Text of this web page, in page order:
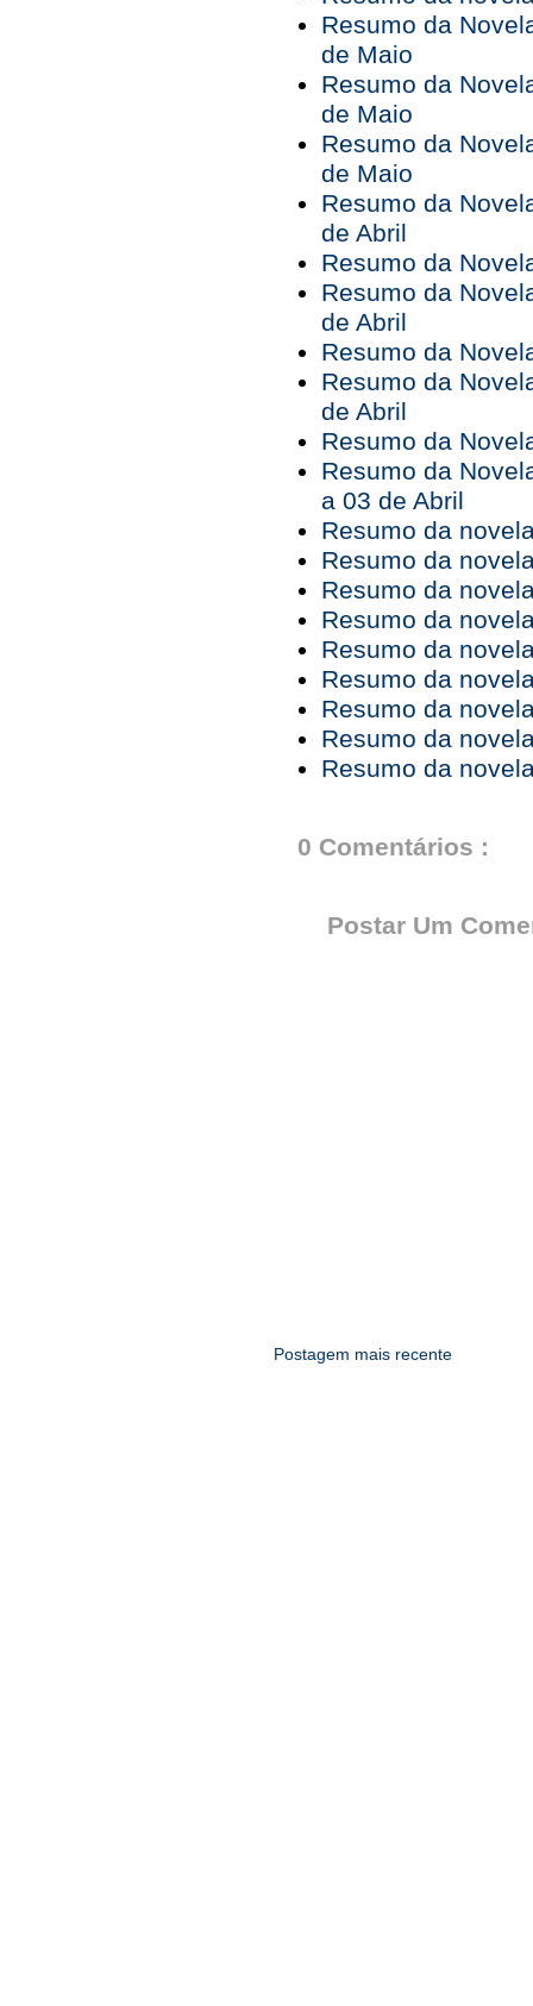
Resumo da
de Maio
Resumo da
de Maio
Resumo da
de Maio
Resumo da
de Abril
Resumo da
Resumo da
de Abril
Resumo da
Resumo da
de Abril
Resumo da
Resumo da
a 03 de Abril
Resumo da
Resumo da
Resumo da
Resumo da
Resumo da
Resumo da
Resumo da
Resumo da
Resumo da
0 Comentários :
Postar Um
Postagem mais recente